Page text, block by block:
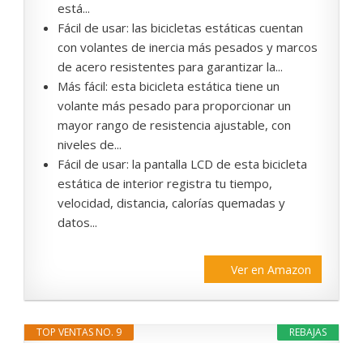
está...
Fácil de usar: las bicicletas estáticas cuentan
con volantes de inercia más pesados y marcos
de acero resistentes para garantizar la...
Más fácil: esta bicicleta estática tiene un
volante más pesado para proporcionar un
mayor rango de resistencia ajustable, con
niveles de...
Fácil de usar: la pantalla LCD de esta bicicleta
estática de interior registra tu tiempo,
velocidad, distancia, calorías quemadas y
datos...
Ver en Amazon
REBAJAS
TOP VENTAS NO. 9